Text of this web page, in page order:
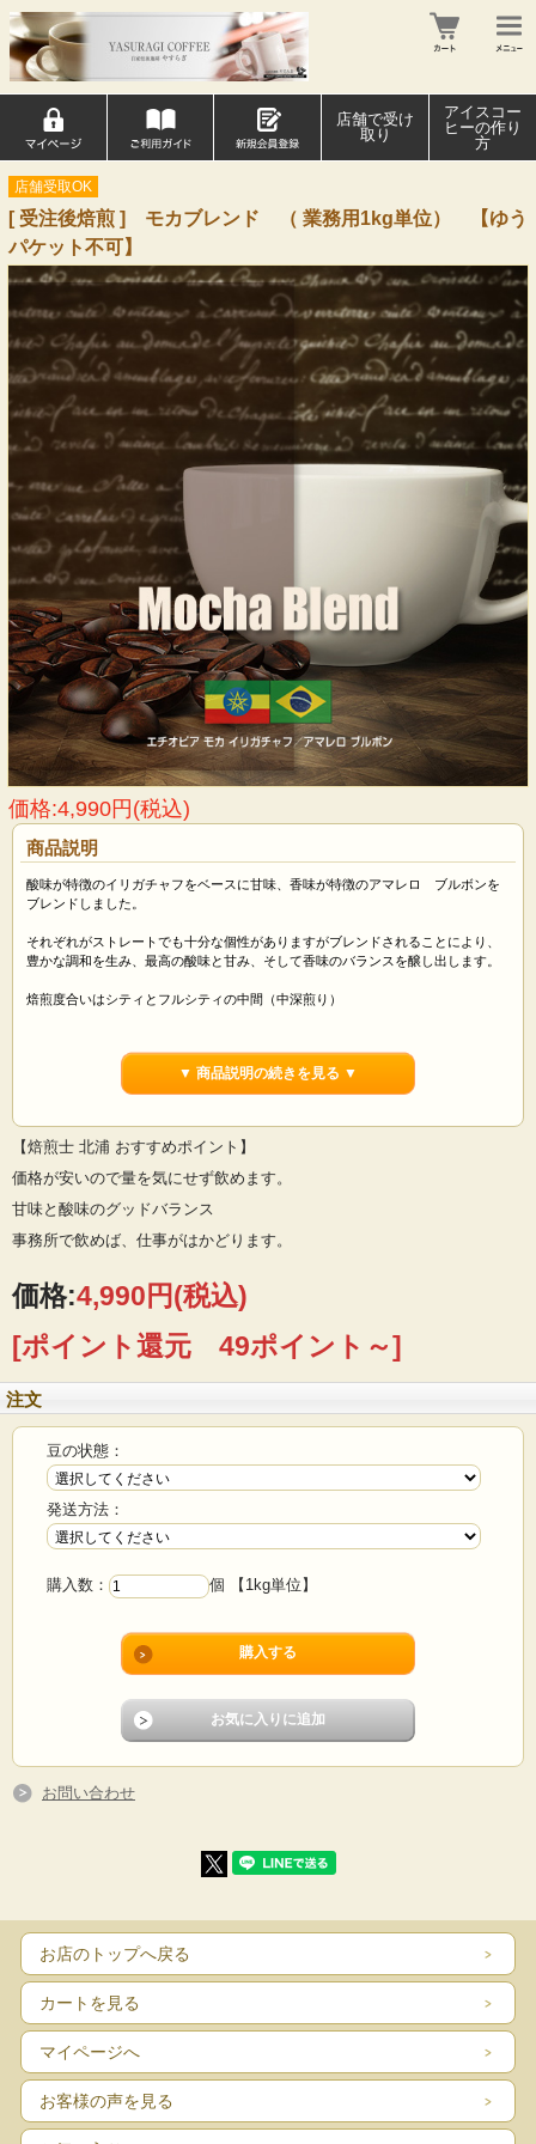
店舗で受け
取り
アイスコー
ヒーの作り
方
店舗受取OK
[ 受注後焙煎 ] モカブレンド （ 業務用1kg単位） 【ゆう
パケット不可】
価格:4,990円(税込)
商品説明
酸味が特徴のイリガチャフをベースに甘味、香味が特徴のアマレロ ブルボンを
ブレンドしました。
それぞれがストレートでも十分な個性がありますがブレンドされることにより、
豊かな調和を生み、最高の酸味と甘み、そして香味のバランスを醸し出します。
焙煎度合いはシティとフルシティの中間（中深煎り）
業務用ですので、1kg単位での販売になります。
▼ 商品説明の続きを見る ▼
【焙煎士 北浦 おすすめポイント】
価格が安いので量を気にせず飲めます。
甘味と酸味のグッドバランス
事務所で飲めば、仕事がはかどります。
価格:4,990円(税込)
[ポイント還元 49ポイント～]
注文
豆の状態：
発送方法：
購入数： 個 【1kg単位】
お問い合わせ
お店のトップへ戻る
カートを見る
マイページへ
お客様の声を見る